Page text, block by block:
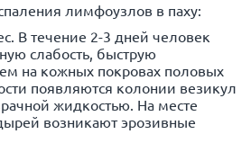
лимфоузлов в паху:
В течение 2-3 дней человек
слабость, быструю
на кожных покровах половых
появляются колонии везикул
жидкостью. На месте
возникают эрозивные